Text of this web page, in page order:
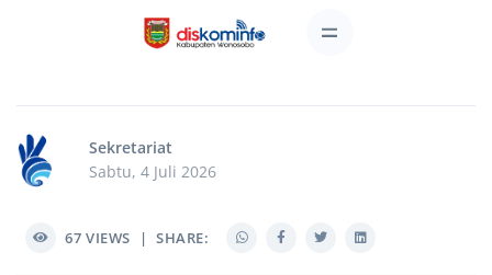
Sekretariat
Sabtu, 4 Juli 2026
67 VIEWS | SHARE: